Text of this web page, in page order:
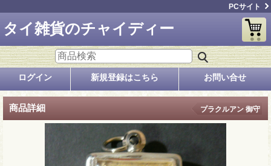
PCサイト
タイ雑貨のチャイディー
ログイン 新規登録はこちら お問い合せ
商品詳細 プラクルアン 御守